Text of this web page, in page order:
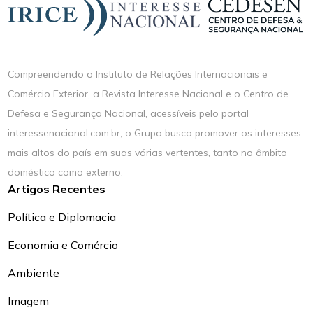
Compreendendo o Instituto de Relações Internacionais e
Comércio Exterior, a Revista Interesse Nacional e o Centro de
Defesa e Segurança Nacional, acessíveis pelo portal
interessenacional.com.br, o Grupo busca promover os interesses
mais altos do país em suas várias vertentes, tanto no âmbito
doméstico como externo.
Artigos Recentes
Política e Diplomacia
Economia e Comércio
Ambiente
Imagem